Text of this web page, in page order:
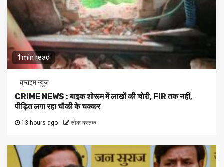
1 min read
क्राइम न्यूज
CRIME NEWS : बाइक शोरूम में लाखों की चोरी, FIR तक नहीं,
पीड़ित लगा रहा चौकी के चक्कर
13 hours ago लोक दस्तक